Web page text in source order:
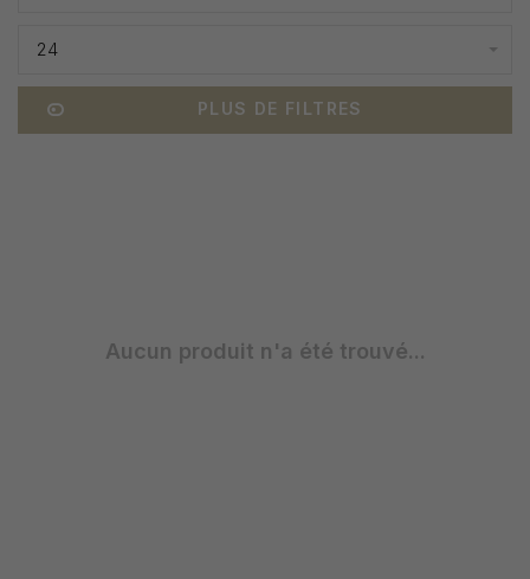
24
PLUS DE FILTRES
Aucun produit n'a été trouvé...